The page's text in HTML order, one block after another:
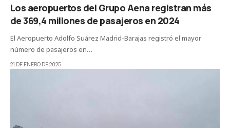
Los aeropuertos del Grupo Aena registran más
de 369,4 millones de pasajeros en 2024
El Aeropuerto Adolfo Suárez Madrid-Barajas registró el mayor
número de pasajeros en…
21 DE ENERO DE 2025